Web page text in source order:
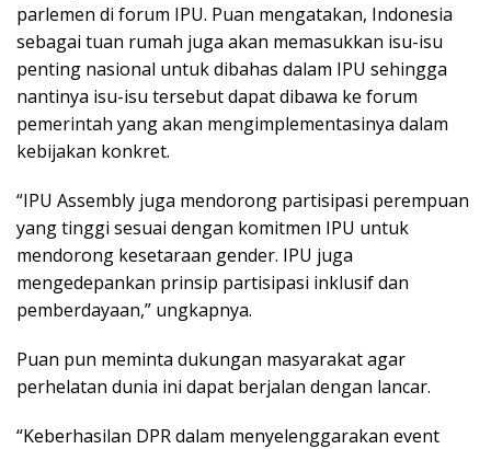
parlemen di forum IPU. Puan mengatakan, Indonesia
sebagai tuan rumah juga akan memasukkan isu-isu
penting nasional untuk dibahas dalam IPU sehingga
nantinya isu-isu tersebut dapat dibawa ke forum
pemerintah yang akan mengimplementasinya dalam
kebijakan konkret.
“IPU Assembly juga mendorong partisipasi perempuan
yang tinggi sesuai dengan komitmen IPU untuk
mendorong kesetaraan gender. IPU juga
mengedepankan prinsip partisipasi inklusif dan
pemberdayaan,” ungkapnya.
Puan pun meminta dukungan masyarakat agar
perhelatan dunia ini dapat berjalan dengan lancar.
“Keberhasilan DPR dalam menyelenggarakan event